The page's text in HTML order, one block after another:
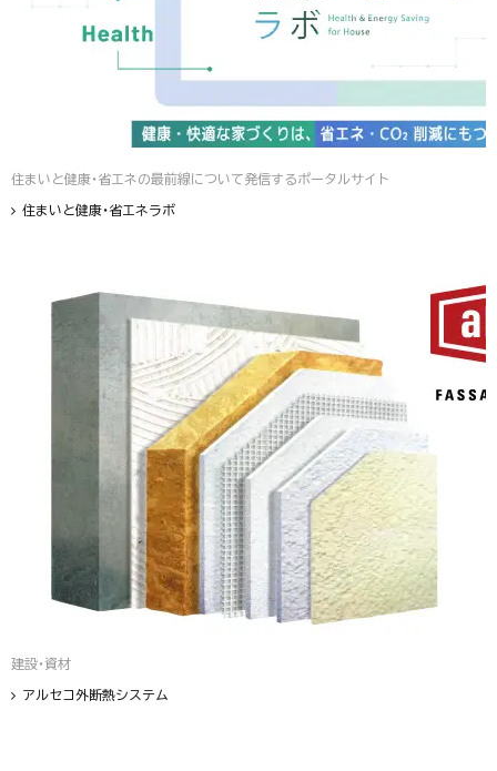
住まいと健康・省エネの最前線について発信するポータルサイト
住まいと健康・省エネラボ
建設・資材
アルセコ外断熱システム